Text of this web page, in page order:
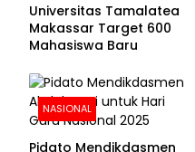
Universitas Tamalatea
Makassar Target 600
Mahasiswa Baru
NASIONAL
Pidato Mendikdasmen